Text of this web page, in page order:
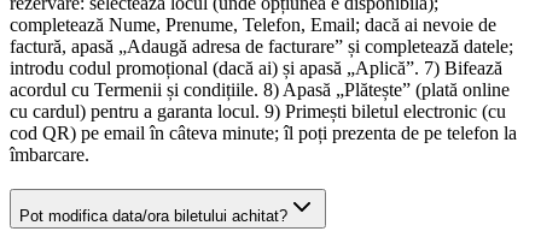
completează Nume, Prenume, Telefon, Email; dacă ai nevoie de
factură, apasă „Adaugă adresa de facturare” și completează datele;
introdu codul promoțional (dacă ai) și apasă „Aplică”. 7) Bifează
acordul cu Termenii și condițiile. 8) Apasă „Plătește” (plată online
cu cardul) pentru a garanta locul. 9) Primești biletul electronic (cu
cod QR) pe email în câteva minute; îl poți prezenta de pe telefon la
îmbarcare.
Pot modifica data/ora biletului achitat?